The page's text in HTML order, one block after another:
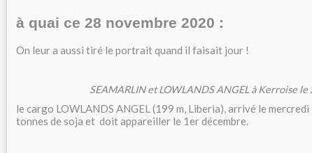
à quai ce 28 novembre 2020 :
On leur a aussi tiré le portrait quand il faisait jour !
SEAMARLIN et LOWLANDS ANGEL à Kerroise le
le cargo LOWLANDS ANGEL (199 m, Liberia), arrivé le
tonnes de soja et doit appareiller le 1er décembre.